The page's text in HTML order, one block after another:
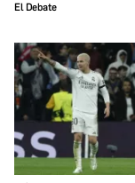
El Debate